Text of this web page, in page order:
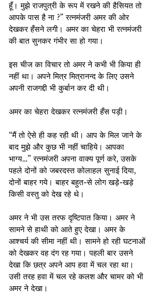
हूँ। मुझे राजपुत्री के रूप में रखने की हैसियत तो
आपके पास है ना ?” रत्नमंजरी अमर की ओर
देखकर हँसने लगी। अमर का चेहरा भी रत्नमंजरी
की बात सुनकर गंभीर सा हो गया।
इस चीज का विचार तो अमर ने कभी भी किया ही
नहीं था। अपने मित्र मित्रानन्द के लिए उसने
अपनी राजगद्दी भी कुर्बान कर दी थी।
अमर का चेहरा देखकर रत्नमंजरी हँस पड़ी।
“मैं तो ऐसे ही कह रही थी। आप के मिल जाने के
बाद मुझे और कुछ भी नहीं चाहिये। आपका
भाग्य…” रत्नमंजरी अपना वाक्य पूर्ण करे, उसके
पहले दोनों को जबरदस्त कोलाहल सुनाई दिया,
दोनों बाहर गये। बाहर बहुत-से लोग खड़े-खड़े
किसी वस्तु को देख रहे थे।
अमर ने भी उस तरफ दृष्टिपात किया। अमर ने
सामने से हाथी को आते हुए देखा। अमर के
आश्चर्य की सीमा नहीं थी। सामने हो रही घटनाओं
को देखकर वह दंग रह गया। पहली बार उसने
देखा कि छत्र अपने आप हवा में चल रहा था।
उसी तरह हवा में चल रहे कलश और चामर को भी
अमर ने देखा।